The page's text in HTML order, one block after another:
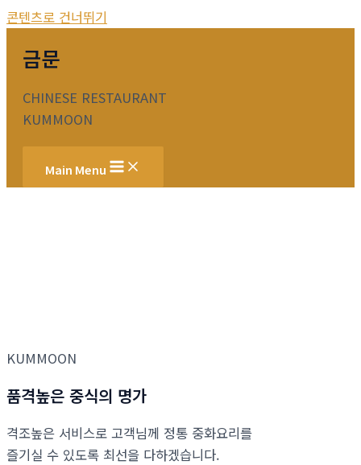
콘텐츠로 건너뛰기
금문
CHINESE RESTAURANT
KUMMOON
Main Menu
KUMMOON
품격높은 중식의 명가
격조높은 서비스로 고객님께 정통 중화요리를
즐기실 수 있도록 최선을 다하겠습니다.